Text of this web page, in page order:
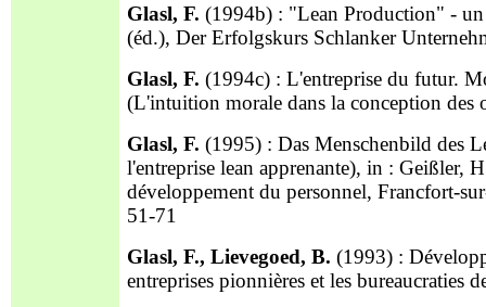
Glasl, F. (1994b) : "Lean Production" -
(éd.), Der Erfolgskurs Schlanker
Glasl, F. (1994c) : L'entreprise du futur.
(L'intuition morale dans la conception des
Glasl, F. (1995) : Das Menschenbild des
l'entreprise lean apprenante), in : Geißler,
développement du personnel, Francfort-
51-71
Glasl, F., Lievegoed, B. (1993) :
entreprises pionnières et les bureaucraties